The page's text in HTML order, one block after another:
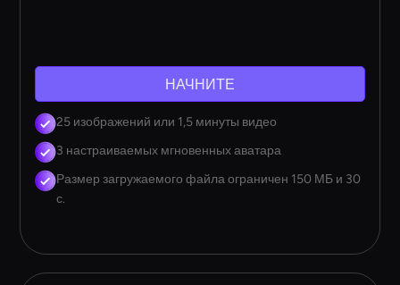
НАЧНИТЕ
25 изображений или 1,5 минуты видео
3 настраиваемых мгновенных аватара
Размер загружаемого файла ограничен 150 МБ и 30
с.